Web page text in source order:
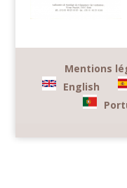
Mentions
English